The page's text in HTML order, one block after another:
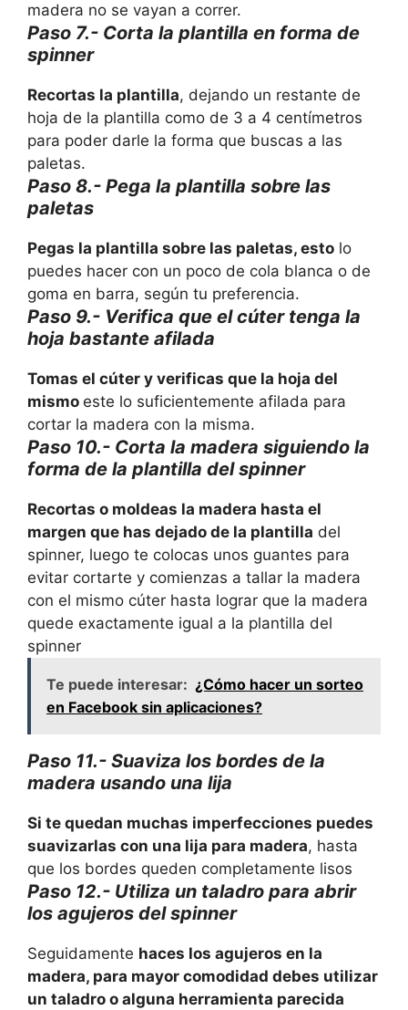
madera no se vayan a correr.
Paso 7.- Corta la plantilla en forma de
spinner
Recortas la plantilla, dejando un restante de
hoja de la plantilla como de 3 a 4 centímetros
para poder darle la forma que buscas a las
paletas.
Paso 8.- Pega la plantilla sobre las
paletas
Pegas la plantilla sobre las paletas, esto lo
puedes hacer con un poco de cola blanca o de
goma en barra, según tu preferencia.
Paso 9.- Verifica que el cúter tenga la
hoja bastante afilada
Tomas el cúter y verificas que la hoja del
mismo este lo suficientemente afilada para
cortar la madera con la misma.
Paso 10.- Corta la madera siguiendo la
forma de la plantilla del spinner
Recortas o moldeas la madera hasta el
margen que has dejado de la plantilla del
spinner, luego te colocas unos guantes para
evitar cortarte y comienzas a tallar la madera
con el mismo cúter hasta lograr que la madera
quede exactamente igual a la plantilla del
spinner
Te puede interesar: ¿Cómo hacer un sorteo
en Facebook sin aplicaciones?
Paso 11.- Suaviza los bordes de la
madera usando una lija
Si te quedan muchas imperfecciones puedes
suavizarlas con una lija para madera, hasta
que los bordes queden completamente lisos
Paso 12.- Utiliza un taladro para abrir
los agujeros del spinner
Seguidamente haces los agujeros en la
madera, para mayor comodidad debes utilizar
un taladro o alguna herramienta parecida